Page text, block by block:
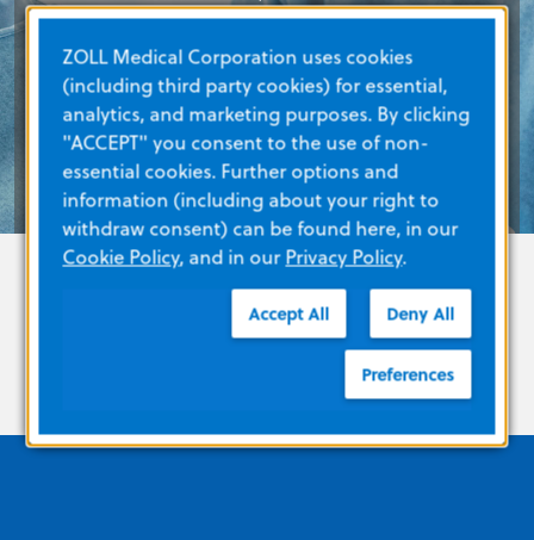
nuestras soluciones para que pueda salvar más
vidas. Descubra cómo las soluciones hospitalarias
de ZOLL pueden ayudar a su equipo clínico.
CONNECT WITH AN EXPERT
ZOLL Medical Corporation uses cookies
(including third party cookies) for essential,
analytics, and marketing purposes. By clicking
"ACCEPT" you consent to the use of non-
essential cookies. Further options and
information (including about your right to
withdraw consent) can be found here, in our
Cookie Policy, and in ourPrivacy Policy.
Accept All Deny All
Preferences